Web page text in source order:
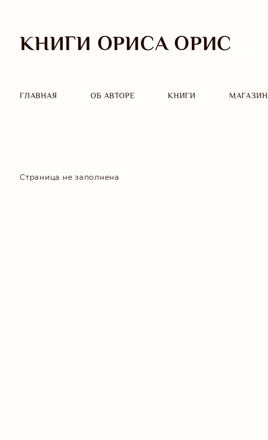
КНИГИ ОРИСА ОРИС
ГЛАВНАЯ ОБ АВТОРЕ КНИГИ МАГАЗИН
Страница не заполнена